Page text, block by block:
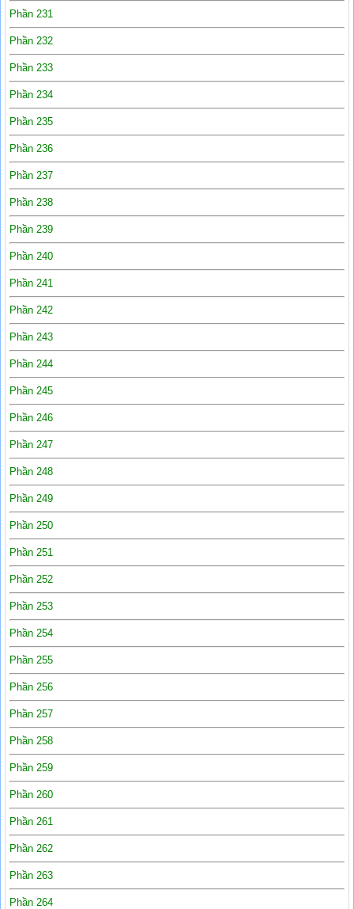
Phần 231
Phần 232
Phần 233
Phần 234
Phần 235
Phần 236
Phần 237
Phần 238
Phần 239
Phần 240
Phần 241
Phần 242
Phần 243
Phần 244
Phần 245
Phần 246
Phần 247
Phần 248
Phần 249
Phần 250
Phần 251
Phần 252
Phần 253
Phần 254
Phần 255
Phần 256
Phần 257
Phần 258
Phần 259
Phần 260
Phần 261
Phần 262
Phần 263
Phần 264